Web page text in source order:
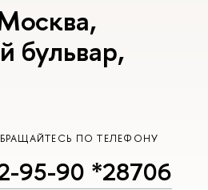
бульвар,
ПО ТЕЛЕФОНУ
95-90 *28706